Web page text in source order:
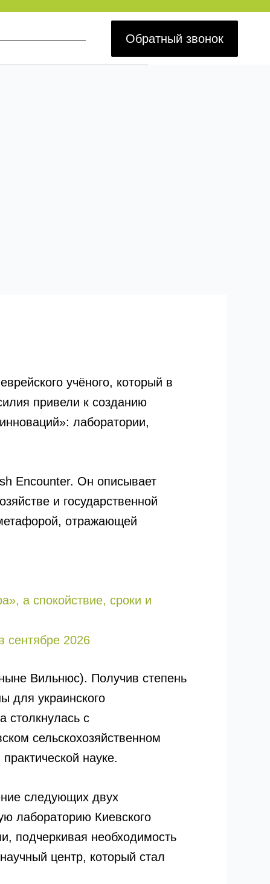
Обратный звонок
учёного, который в
привели к созданию
лаборатории,
Encounter. Он описывает
и государственной
отражающей
а спокойствие, сроки и
сентябре 2026
Вильнюс). Получив степень
для украинского
столкнулась с
сельскохозяйственном
науке.
следующих двух
лабораторию Киевского
подчеркивая необходимость
центр, который стал